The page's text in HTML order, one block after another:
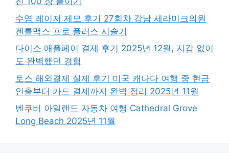
수염 레이저 제모 후기 27회차 강남 세라미크의원
젠틀맥스 프로 플러스 시술기
다이소 애플페이 결제 후기 2025년 12월, 지갑 없이
도 완벽했던 경험
토스 해외결제 실제 후기 미국 캐나다 여행 중 현금
인출부터 카드 결제까지 완벽 정리 2025년 11월
벤쿠버 아일랜드 자동차 여행 Cathedral Grove
Long Beach 2025년 11월